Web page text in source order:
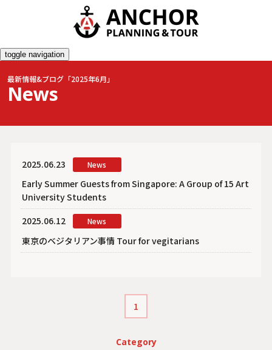
toggle navigation
最新情報&ブログ「2025年6月」
News
2025.06.23 News
Early Summer Guests from Singapore: A Group of 15 Art
University Students
2025.06.12
News
東京のベジタリアン事情 Tour for vegitarians
1
Category